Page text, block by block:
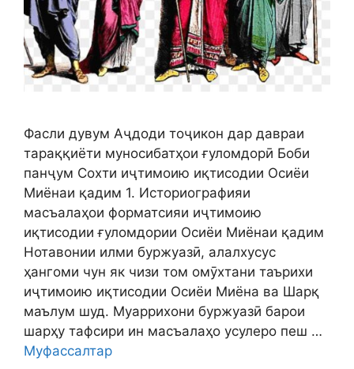
Фасли дувум Аҷдоди тоҷикон дар давраи
тараққиёти муносибатҳои ғуломдорӣ Боби
панҷум Сохти иҷтимоию иқтисодии Осиёи
Миёнаи қадим 1. Историографияи
масъалаҳои форматсияи иҷтимоию
иқтисодии ғуломдории Осиёи Миёнаи қадим
Нотавонии илми буржуазӣ, алалхусус
ҳангоми чун як чизи том омӯхтани таърихи
иҷтимоию иқтисодии Осиёи Миёна ва Шарқ
маълум шуд. Муаррихони буржуазӣ барои
шарҳу тафсири ин масъалаҳо усулеро пеш …
Муфассалтар